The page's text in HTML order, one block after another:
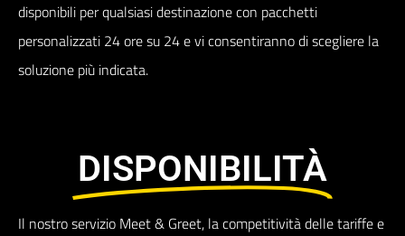
disponibili per qualsiasi destinazione con pacchetti
personalizzati 24 ore su 24 e vi consentiranno di scegliere la
soluzione più indicata.
DISPONIBILITÀ
Il nostro servizio Meet & Greet, la competitività delle tariffe e